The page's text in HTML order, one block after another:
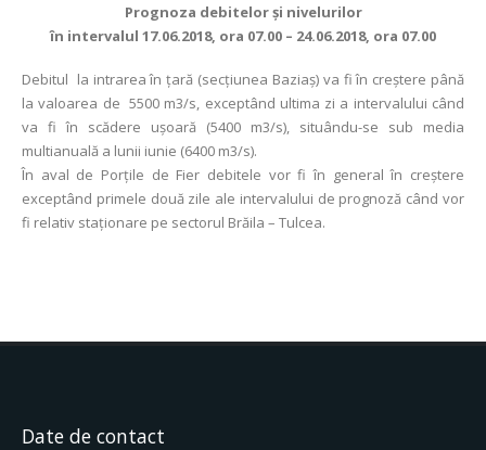
Prognoza debitelor şi nivelurilor
în intervalul 17.06.2018, ora 07.00 – 24.06.2018, ora 07.00
Debitul la intrarea în ţară (secţiunea Baziaş) va fi în creştere până
la valoarea de 5500 m3/s, exceptând ultima zi a intervalului când
va fi în scădere uşoară (5400 m3/s), situându-se sub media
multianuală a lunii iunie (6400 m3/s).
În aval de Porţile de Fier debitele vor fi în general în creştere
exceptând primele două zile ale intervalului de prognoză când vor
fi relativ staţionare pe sectorul Brăila – Tulcea.
Date de contact